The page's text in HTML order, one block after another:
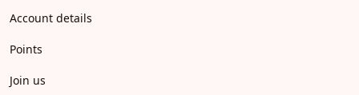
Account details
Points
Join us